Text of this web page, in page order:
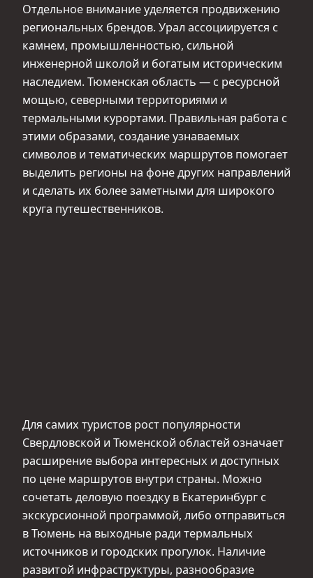
Отдельное внимание уделяется продвижению
региональных брендов. Урал ассоциируется с
камнем, промышленностью, сильной
инженерной школой и богатым историческим
наследием. Тюменская область — с ресурсной
мощью, северными территориями и
термальными курортами. Правильная работа с
этими образами, создание узнаваемых
символов и тематических маршрутов помогает
выделить регионы на фоне других направлений
и сделать их более заметными для широкого
круга путешественников.
Для самих туристов рост популярности
Свердловской и Тюменской областей означает
расширение выбора интересных и доступных
по цене маршрутов внутри страны. Можно
сочетать деловую поездку в Екатеринбург с
экскурсионной программой, либо отправиться
в Тюмень на выходные ради термальных
источников и городских прогулок. Наличие
развитой инфраструктуры, разнообразие